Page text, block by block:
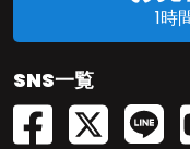
1時
SNS一覧